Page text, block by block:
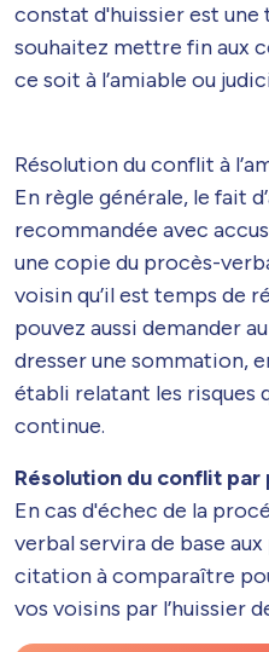
constat d'huissier est
souhaitez mettre fin aux
ce soit à l’amiable ou
Résolution du conflit à
En règle générale, le fait
recommandée avec
une copie du procès-
voisin qu’il est temps de
pouvez aussi demander
dresser une sommation,
établi relatant les risques
continue.
Résolution du conflit
En cas d'échec de la
verbal servira de base
citation à comparaître
vos voisins par l’huissier